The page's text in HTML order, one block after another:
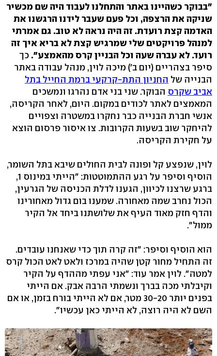
"בבוקר כשהיינו באתר והתחלנו לעבוד היה שם מכשיר
שניקה את הרצפה, וכל פעם שעבר לידנו הרגשנו את
האדמה קצת רועדת. זה היה נראה לא טוב. גם אמרתי
למנהל פרויקטים שלי שמרגיש קצת לא בריא איך זה
רועד. לא עברה שעה וכל הבניין קרס מהאמצע". כך
סיפר בצהריים (יום ב') מיכה לוין, מנהל עבודה באתר
הבנייה של החניון התת-קרקעי ברמת החייל בתל
אביב שקרס הבוקר. שני בני אדם נהרגו ונמשכים
המאמצים לאתר לכודים במקום. היום, לאחר הקריסה,
אנשי חברת הבנייה כבר נחקרו במשטרה וצפויים
להיחקר שוב בשעות הקרובות. צו איסור פרסום הוצא
על חקירת הקריסה.
לוין, שנפצע קל ופונה לבית החולים שיבא בתל השומר,
הוסיף וסיפר על רגע ההתמוטטות: "הייתי במינוס 1,
ברגע שרצנו לכיוון, הגענו לדלת הכניסה של הגרעין,
הכול נחרב שמה מאחורה. שמענו בום גדול מאחורינו
והדף חזק מאוד העיף את שלושתנו ביחד אל הקיר
ממול".
הוא הוסיף וסיפר: "זה קרה תוך כדי שאנחנו עובדים.
זה התחיל מחור קטן שהיה במרכז ולאט לאט הכול קרס
למטה". לוין אמר עוד: "אני עפתי מההדף על הקיר
וקיבלתי מכה בברך ונשמתי הרבה אבק. אם הייתי
בפנים יותר 30-20 מטר, אם לא הייתי בורח בזמן, או אם
השם לא היה רוצה, לא הייתי כאן עכשיו".